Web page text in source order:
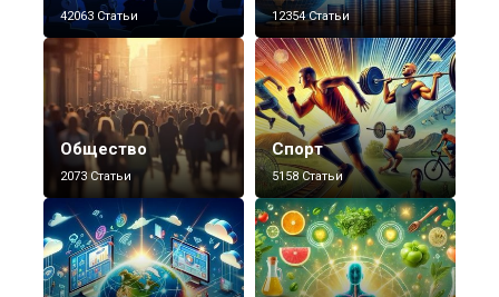
42063 Статьи 12354 Статьи
Общество
2073 Статьи
Спорт
5158 Статьи